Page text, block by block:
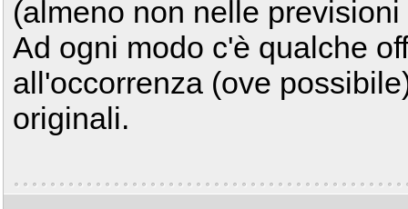
(almeno non nelle
Ad ogni modo c'è qualche
all'occorrenza (ove
originali.